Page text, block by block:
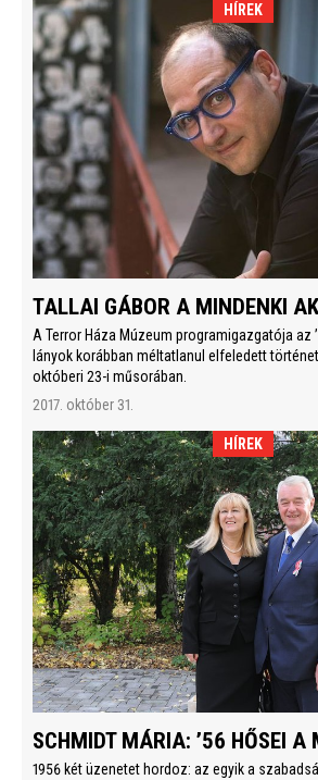
HÍREK
TALLAI GÁBOR A MINDENKI
A Terror Háza Múzeum programigazgatója az
lányok korábban méltatlanul elfeledett
októberi 23-i műsorában.
2017. október 31.
HÍREK
SCHMIDT MÁRIA: ’56 HŐSEI A
1956 két üzenetet hordoz: az egyik a